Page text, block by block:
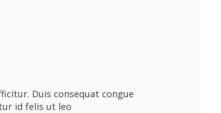
Duis consequat congue
id felis ut leo